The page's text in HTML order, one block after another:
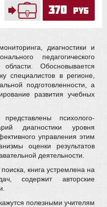
370 руб
диагностики и
педагогического
Обосновывается
специалистов в регионе,
подготовленности, а
развития учебных
психолого-
диагностики уровня
управления этим
оценки результатов
деятельности.
книга устремлена на
содержит авторские
полезными учителям